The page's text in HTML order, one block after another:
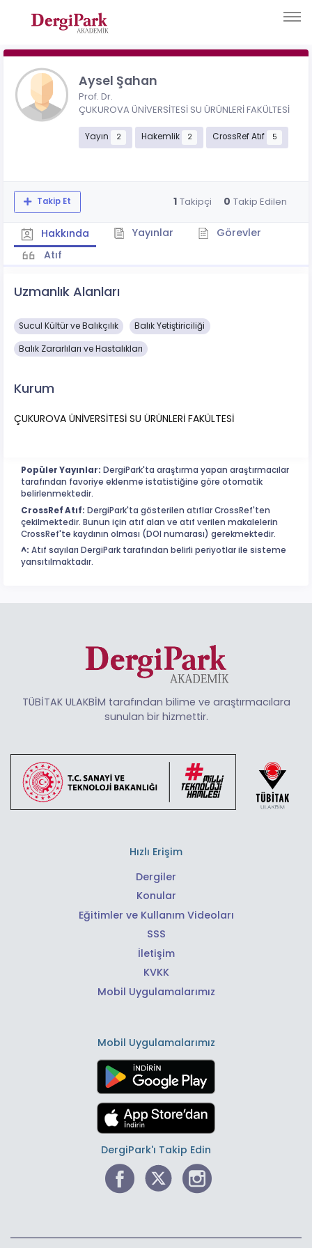
Aysel Şahan
Prof. Dr.
ÇUKUROVA ÜNİVERSİTESİ SU ÜRÜNLERİ FAKÜLTESİ
Yayın 2 Hakemlik 2 CrossRef Atıf 5
Takip Et 1 Takipçi 0 Takip Edilen
Hakkında Yayınlar
Görevler
Atıf
Uzmanlık Alanları
Sucul Kültür ve Balıkçılık Balık Yetiştiriciliği
Balık Zararlıları ve Hastalıkları
Kurum
ÇUKUROVA ÜNİVERSİTESİ SU ÜRÜNLERİ FAKÜLTESİ
Popüler Yayınlar: DergiPark'ta araştırma yapan araştırmacılar
tarafından favoriye eklenme istatistiğine göre otomatik
belirlenmektedir.
CrossRef Atıf: DergiPark'ta gösterilen atıflar CrossRef'ten
çekilmektedir. Bunun için atıf alan ve atıf verilen makalelerin
CrossRef'te kaydının olması (DOI numarası) gerekmektedir.
^: Atıf sayıları DergiPark tarafından belirli periyotlar ile sisteme
yansıtılmaktadır.
TÜBİTAK ULAKBİM tarafından bilime ve araştırmacılara
sunulan bir hizmettir.
Hızlı Erişim
Dergiler
Konular
Eğitimler ve Kullanım Videoları
SSS
İletişim
KVKK
Mobil Uygulamalarımız
Mobil Uygulamalarımız
DergiPark'ı Takip Edin